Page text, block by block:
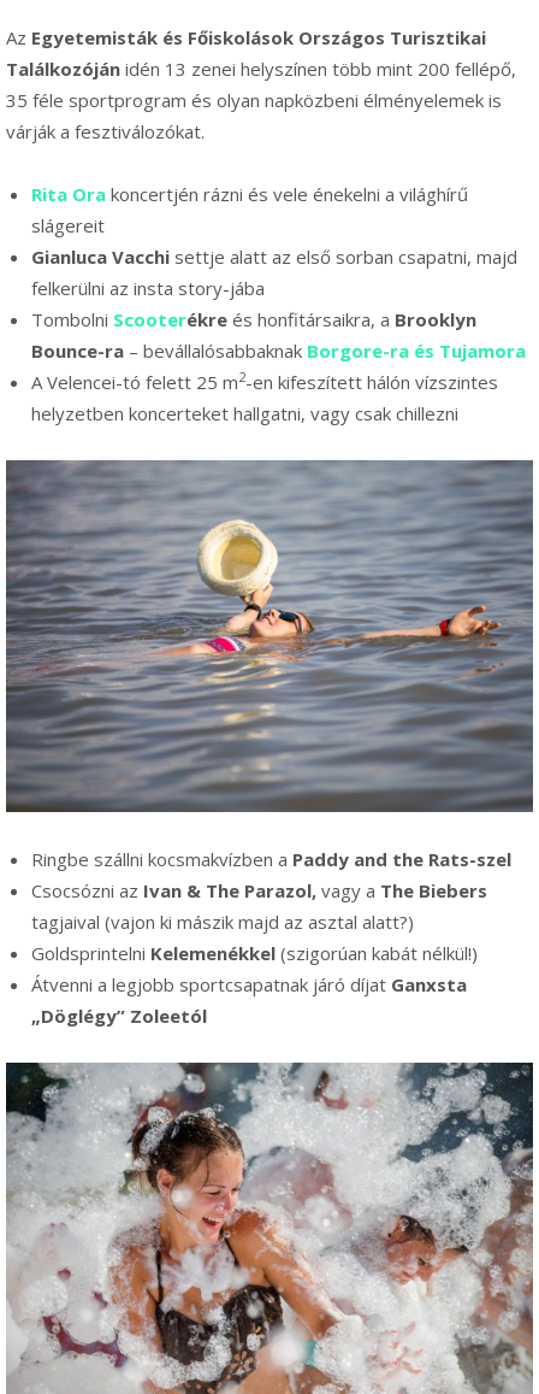
Az Egyetemisták és Főiskolások Országos Turisztikai
Találkozóján idén 13 zenei helyszínen több mint 200 fellépő,
35 féle sportprogram és olyan napközbeni élményelemek is
várják a fesztiválozókat.
Rita Ora koncertjén rázni és vele énekelni a világhírű
slágereit
Gianluca Vacchi settje alatt az első sorban csapatni, majd
felkerülni az insta story-jába
Tombolni Scooterékre és honfitársaikra, a Brooklyn
Bounce-ra – bevállalósabbaknak Borgore-ra és Tujamora
A Velencei-tó felett 25 m2-en kifeszített hálón vízszintes
helyzetben koncerteket hallgatni, vagy csak chillezni
Ringbe szállni kocsmakvízben a Paddy and the Rats-szel
Csocsózni az Ivan & The Parazol, vagy a The Biebers
tagjaival (vajon ki mászik majd az asztal alatt?)
Goldsprintelni Kelemenékkel (szigorúan kabát nélkül!)
Átvenni a legjobb sportcsapatnak járó díjat Ganxsta
„Döglégy” Zoleetól